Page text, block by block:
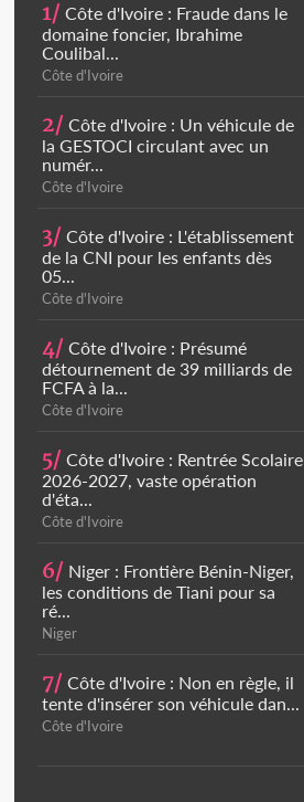
1/ Côte d'Ivoire : Fraude dans le
domaine foncier, Ibrahime
Coulibal...
Côte d'Ivoire
2/ Côte d'Ivoire : Un véhicule de
la GESTOCI circulant avec un
numér...
Côte d'Ivoire
3/ Côte d'Ivoire : L'établissement
de la CNI pour les enfants dès
05...
Côte d'Ivoire
4/ Côte d'Ivoire : Présumé
détournement de 39 milliards de
FCFA à la...
Côte d'Ivoire
5/ Côte d'Ivoire : Rentrée Scolaire
2026-2027, vaste opération
d'éta...
Côte d'Ivoire
6/ Niger : Frontière Bénin-Niger,
les conditions de Tiani pour sa
ré...
Niger
7/ Côte d'Ivoire : Non en règle, il
tente d'insérer son véhicule dan...
Côte d'Ivoire